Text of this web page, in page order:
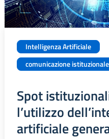
Intelligenza Artificiale
comunicazione istituzionale
Spot
l’utilizzo
artificiale